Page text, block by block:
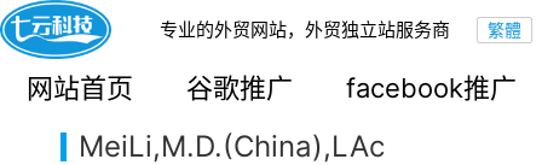
专业的外贸网站，外贸独立站服务商
网站首页 谷歌推广 facebook推广
您的当前位置： 网站首页>案例展示>B2B外贸独立站
MeiLi,M.D.(China),LAc